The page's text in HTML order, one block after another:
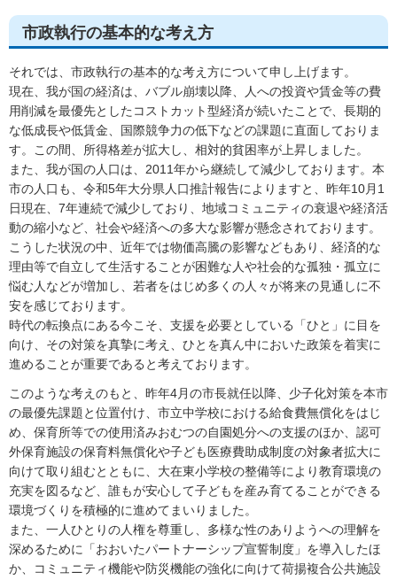
市政執行の基本的な考え方
それでは、市政執行の基本的な考え方について申し上げます。
現在、我が国の経済は、バブル崩壊以降、人への投資や賃金等の費
用削減を最優先としたコストカット型経済が続いたことで、長期的
な低成長や低賃金、国際競争力の低下などの課題に直面しておりま
す。この間、所得格差が拡大し、相対的貧困率が上昇しました。
また、我が国の人口は、2011年から継続して減少しております。本
市の人口も、令和5年大分県人口推計報告によりますと、昨年10月1
日現在、7年連続で減少しており、地域コミュニティの衰退や経済活
動の縮小など、社会や経済への多大な影響が懸念されております。
こうした状況の中、近年では物価高騰の影響などもあり、経済的な
理由等で自立して生活することが困難な人や社会的な孤独・孤立に
悩む人などが増加し、若者をはじめ多くの人々が将来の見通しに不
安を感じております。
時代の転換点にある今こそ、支援を必要としている「ひと」に目を
向け、その対策を真摯に考え、ひとを真ん中においた政策を着実に
進めることが重要であると考えております。
このような考えのもと、昨年4月の市長就任以降、少子化対策を本市
の最優先課題と位置付け、市立中学校における給食費無償化をはじ
め、保育所等での使用済みおむつの自園処分への支援のほか、認可
外保育施設の保育料無償化や子ども医療費助成制度の対象者拡大に
向けて取り組むとともに、大在東小学校の整備等により教育環境の
充実を図るなど、誰もが安心して子どもを産み育てることができる
環境づくりを積極的に進めてまいりました。
また、一人ひとりの人権を尊重し、多様な性のありようへの理解を
深めるために「おおいたパートナーシップ宣誓制度」を導入したほ
か、コミュニティ機能や防災機能の強化に向けて荷揚複合公共施設